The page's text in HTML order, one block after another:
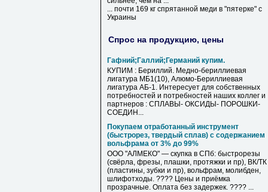
... почти 169 кг спрятанной меди в "пятерке" с
Украины
Спрос на продукцию, цены
Гафний;Галлий;Германий купим.
КУПИМ : Бериллий. Медно-бериллиевая
лигатура МБ1(10), Алюмо-Бериллиевая
лигатура АБ-1. Интересует для собственных
потребностей и потребностей наших коллег и
партнеров : СПЛАВЫ- ОКСИДЫ- ПОРОШКИ-
СОЕДИН...
Покупаем отработанный инструмент
(быстрорез, твердый сплав) с содержанием
вольфрама от 3% до 99%
ООО "АЛМЕКО" — скупка в СПб: быстрорезы
(свёрла, фрезы, плашки, протяжки и пр), ВК/ТК
(пластины, зубки и пр), вольфрам, молибден,
шлифотходы. ???? Цены и приёмка
прозрачные. Оплата без задержек. ???? ...